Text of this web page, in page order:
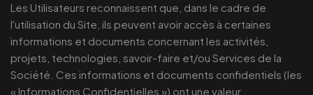
Les Utilisateurs reconnaissent que, dans le cadre de
l'utilisation du Site, ils peuvent avoir accès à certaines
informations et documents concernant les activités,
projets, technologies, savoir-faire et/ou Services de la
Société. Ces informations et documents confidentiels (les
« Informations Confidentielles ») ont une valeur